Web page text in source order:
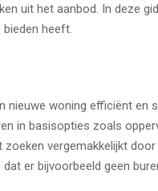
uit het aanbod. In deze
heeft.
woning efficiënt en
in basisopties zoals
vergemakkelijkt
er bijvoorbeeld geen